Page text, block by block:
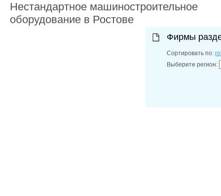
Нестандартное машиностроительное
оборудование в Ростове
Фирмы
Сортировать по:
Выберите регион: